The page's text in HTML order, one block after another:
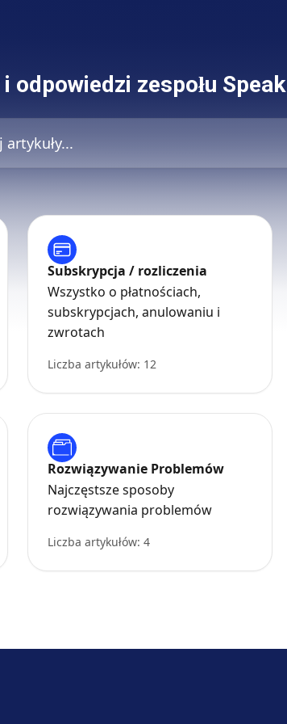
odpowiedzi zespołu
Subskrypcja / rozliczenia
Wszystko o płatnościach,
subskrypcjach, anulowaniu i
zwrotach
Liczba artykułów: 12
Rozwiązywanie Problemów
Najczęstsze sposoby
rozwiązywania problemów
Liczba artykułów: 4